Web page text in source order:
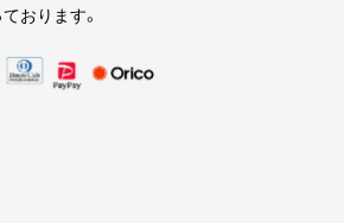
おります。